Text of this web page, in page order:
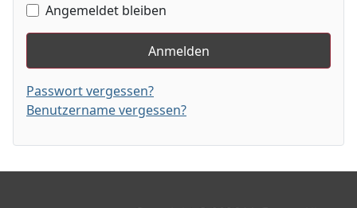
Angemeldet bleiben
Anmelden
Passwort vergessen?
Benutzername vergessen?